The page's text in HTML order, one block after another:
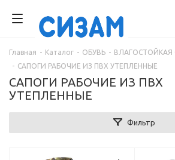
Главная - Каталог - ОБУВЬ - ВЛАГОСТОЙКАЯ
- САПОГИ РАБОЧИЕ ИЗ ПВХ УТЕПЛЕННЫЕ
САПОГИ РАБОЧИЕ ИЗ ПВХ
УТЕПЛЕННЫЕ
Фильтр